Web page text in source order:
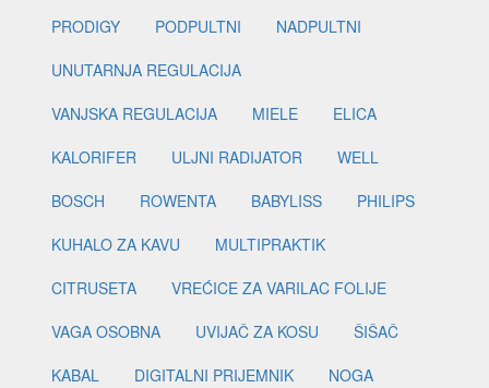
PRODIGY
PODPULTNI
NADPULTNI
UNUTARNJA REGULACIJA
VANJSKA REGULACIJA
MIELE
ELICA
KALORIFER
ULJNI RADIJATOR
WELL
BOSCH
ROWENTA BABYLISS
PHILIPS
KUHALO ZA KAVU
MULTIPRAKTIK
CITRUSETA
VREĆICE ZA VARILAC FOLIJE
VAGA OSOBNA
UVIJAČ ZA KOSU
ŠIŠAČ
KABAL
DIGITALNI PRIJEMNIK
NOGA